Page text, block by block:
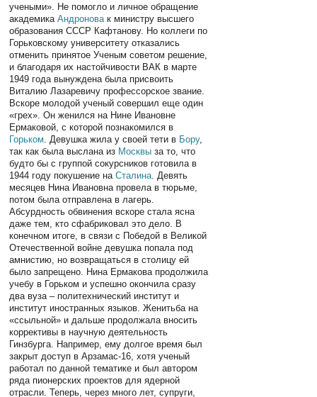
учеными». Не помогло и личное обращение
академикаАндронова к министру высшего
образования СССР Кафтанову. Но коллеги по
Горьковскому университету отказались
отменить принятое Ученым советом решение,
и благодаря их настойчивости ВАК в марте
1949 года вынуждена была присвоить
Виталию Лазаревичу профессорское звание.
Вскоре молодой ученый совершил еще один
«грех». Он женился на Нине Ивановне
Ермаковой, с которой познакомился в
Горьком . Девушка жила у своей тети в Бору,
так как была выслана из Москвы за то, что
будто бы с группой сокурсников готовила в
1944 году покушение наСталина . Девять
месяцев Нина Ивановна провела в тюрьме,
потом была отправлена в лагерь.
Абсурдность обвинения вскоре стала ясна
даже тем, кто сфабриковал это дело. В
конечном итоге, в связи с Победой в Великой
Отечественной войне девушка попала под
амнистию, но возвращаться в столицу ей
было запрещено. Нина Ермакова продолжила
учебу в Горьком и успешно окончила сразу
два вуза – политехнический институт и
институт иностранных языков. Женитьба на
«ссыльной» и дальше продолжала вносить
коррективы в научную деятельность
Гинзбурга. Например, ему долгое время был
закрыт доступ в Арзамас-16, хотя ученый
работал по данной тематике и был автором
ряда пионерских проектов для ядерной
отрасли. Теперь, через много лет, супруги,